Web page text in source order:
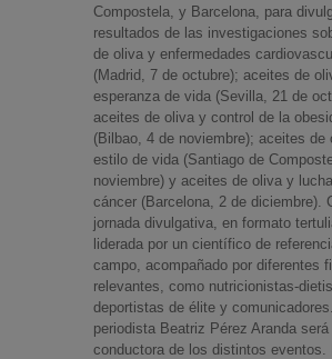
Compostela, y Barcelona, para
resultados de las investigaciones
de oliva y enfermedades
(Madrid, 7 de octubre); aceites de
esperanza de vida (Sevilla, 21 de
aceites de oliva y control de la
(Bilbao, 4 de noviembre); aceites de
estilo de vida (Santiago de
noviembre) y aceites de oliva y
cáncer (Barcelona, 2 de diciembre).
jornada divulgativa, en formato
liderada por un científico de
campo, acompañado por diferentes
relevantes, como nutricionistas-
deportistas de élite y
periodista Beatriz Pérez Aranda será
conductora de los distintos eventos.